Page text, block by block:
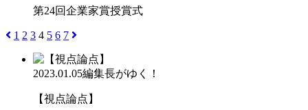
第24回企業家賞授賞式
1 2 3 4 5 6 7
2023.01.05編集長がゆく！
【視点論点】